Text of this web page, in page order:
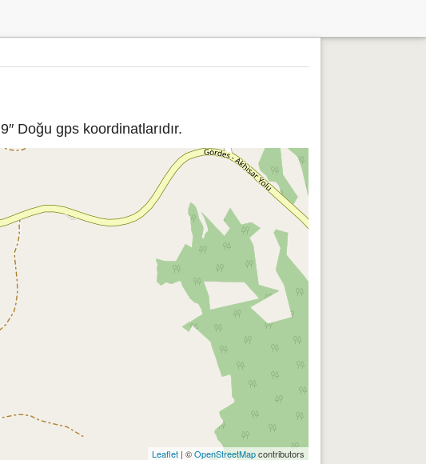
Doğu gps koordinatlarıdır.
Leaflet | ©OpenStreetMapcontributors